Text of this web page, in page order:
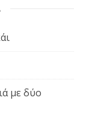
με δύο